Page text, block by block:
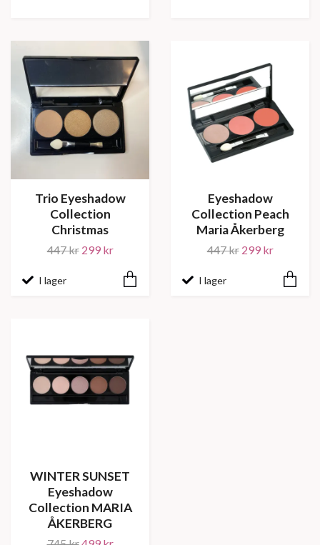
Trio Eyeshadow
Collection
Christmas
447 kr 299 kr
I lager
Eyeshadow
Collection Peach
Maria Åkerberg
447 kr 299 kr
I lager
WINTER SUNSET
Eyeshadow
Collection MARIA
ÅKERBERG